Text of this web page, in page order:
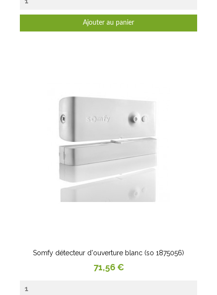
Ajouter au panier
Somfy détecteur d'ouverture blanc (so 1875056)
Prix
71,56 €